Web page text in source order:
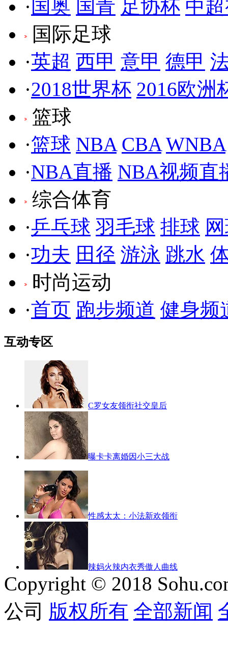
· 国奥 国青 足协杯 中
国际足球
·英超 西甲 意甲 德甲
·2018世界杯 2016欧洲
篮球
·篮球 NBA CBA WNBA
·NBA直播 NBA视频直
综合体育
·乒乓球 羽毛球 排球
·功夫 田径 游泳 跳水
时尚运动
·首页 跑步频道 健身频
互动专区
C罗女友领衔社交皇后
曝卡卡离婚因小三大战
性感太太：小法新欢领衔
辣妈火辣内衣秀傲人曲线
Copyright © 2018
公司 版权所有 全部新闻